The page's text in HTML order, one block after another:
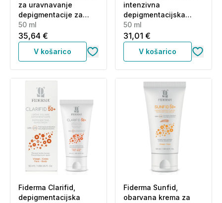
za uravnavanje
depigmentacije za
obraz in telo (50 ml)
50 ml
35,64 €
V košarico
intenzivna
depigmentacijska
krema za obraz, roke
in dekolte (50 ml)
50 ml
31,01 €
V košarico
Fiderma Clarifid,
depigmentacijska
Fiderma Sunfid,
obarvana krema za